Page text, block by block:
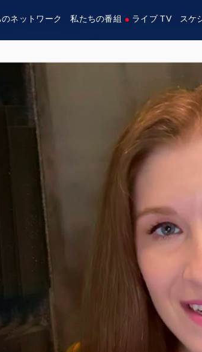
ネットワーク 私たちの番組 ライブ TV スケ